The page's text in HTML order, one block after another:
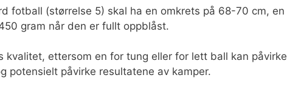
fotball (størrelse 5) skal ha en omkrets på 68-70 cm, en
gram når den er fullt oppblåst.
kvalitet, ettersom en for tung eller for lett ball kan påvirke
potensielt påvirke resultatene av kamper.